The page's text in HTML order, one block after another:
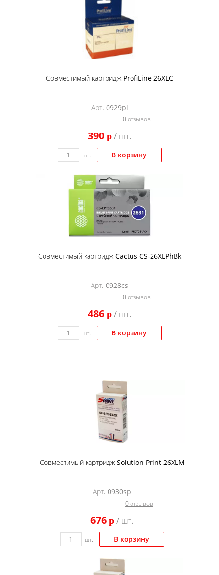
Совместимый картридж ProfiLine 26XLC
Арт. 0929pl
0 отзывов
390 p/ шт.
шт. В корзину
Совместимый картридж Cactus CS-26XLPhBk
Арт. 0928cs
0 отзывов
486 p/ шт.
шт. В корзину
Совместимый картридж Solution Print 26XLM
Арт. 0930sp
0 отзывов
676 p/ шт.
шт. В корзину